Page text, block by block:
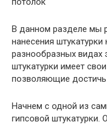
В данном разделе мы
нанесения
разнообразных видах
штукатурки имеет
позволяющие
Начнем с одной из
гипсовой штукатурки.